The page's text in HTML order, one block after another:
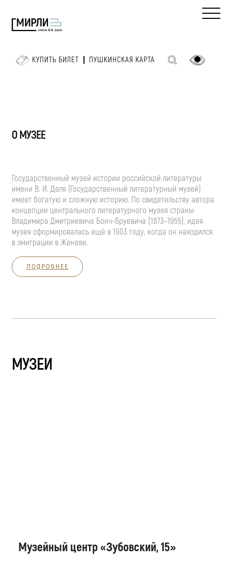
КУПИТЬ БИЛЕТ ПУШКИНСКАЯ КАРТА
О МУЗЕЕ
Государственный музей истории российской литературы
имени В. И. Даля (Государственный литературный музей)
имеет богатую и сложную историю. По свидетельству автора
концепции центрального литературного музея страны
Владимира Дмитриевича Бонч-Бруевича (1873–1955), идея
музея сформировалась ещё в 1903 году, когда он находился
в эмиграции в Женеве.
ПОДРОБНЕЕ
МУЗЕИ
Музейный центр «Зубовский, 15»